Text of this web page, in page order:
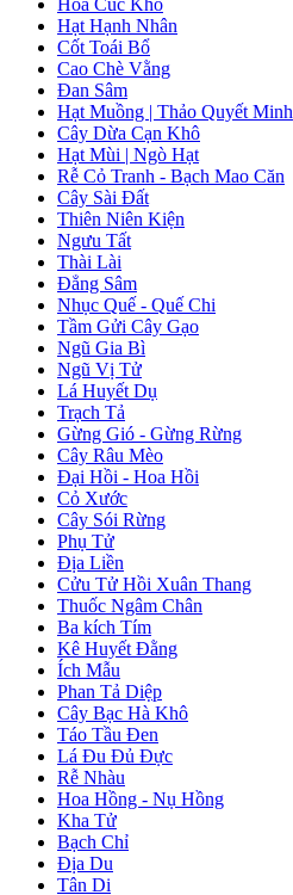
Hoa Cúc Khô
Hạt Hạnh Nhân
Cốt Toái Bổ
Cao Chè Vằng
Đan Sâm
Hạt Muồng | Thảo Quyết Minh
Cây Dừa Cạn Khô
Hạt Mùi | Ngò Hạt
Rễ Cỏ Tranh - Bạch Mao Căn
Cây Sài Đất
Thiên Niên Kiện
Ngưu Tất
Thài Lài
Đẳng Sâm
Nhục Quế - Quế Chi
Tầm Gửi Cây Gạo
Ngũ Gia Bì
Ngũ Vị Tử
Lá Huyết Dụ
Trạch Tả
Gừng Gió - Gừng Rừng
Cây Râu Mèo
Đại Hồi - Hoa Hồi
Cỏ Xước
Cây Sói Rừng
Phụ Tử
Địa Liền
Cửu Tử Hồi Xuân Thang
Thuốc Ngâm Chân
Ba kích Tím
Kê Huyết Đằng
Ích Mẫu
Phan Tả Diệp
Cây Bạc Hà Khô
Táo Tầu Đen
Lá Đu Đủ Đực
Rễ Nhàu
Hoa Hồng - Nụ Hồng
Kha Tử
Bạch Chỉ
Địa Du
Tân Di